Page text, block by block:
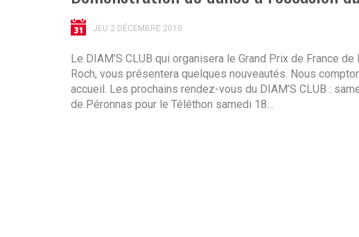
JEU 2 DÉCEMBRE 2010
Le DIAM’S CLUB qui organisera le Grand Prix de France
Roch, vous présentera quelques nouveautés. Nous
accueil. Les prochains rendez-vous du DIAM’S CLUB :
de Péronnas pour le Téléthon samedi 18…